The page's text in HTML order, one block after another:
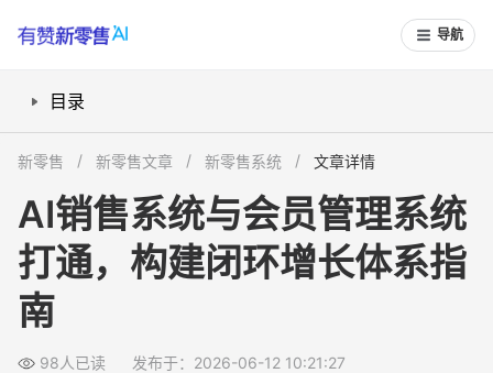
导航
目录
如何构建销售到复购的闭环增长体系？
AI销售系统落地实施步骤与注意事项
如何用AI搭建销售-会员-复购闭环增长体系？
新零售 新零售文章 新零售系统 文章详情
AI销售系统与会员管理系统
打通，构建闭环增长体系指
南
98人已读 发布于：2026-06-12 10:21:27